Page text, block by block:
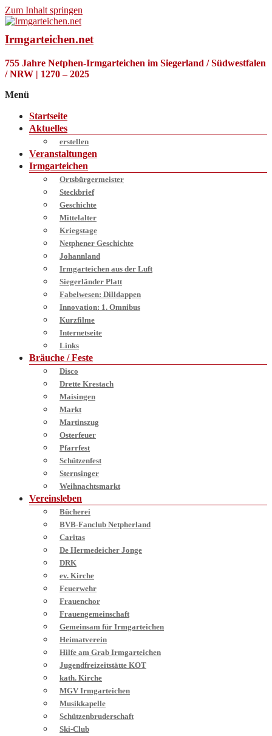
Zum Inhalt springen
Irmgarteichen.net
755 Jahre Netphen-Irmgarteichen im Siegerland / Südwestfalen
/ NRW | 1270 – 2025
Menü
Startseite
Aktuelles
erstellen
Veranstaltungen
Irmgarteichen
Ortsbürgermeister
Steckbrief
Geschichte
Mittelalter
Kriegstage
Netphener Geschichte
Johannland
Irmgarteichen aus der Luft
Siegerländer Platt
Fabelwesen: Dilldappen
Innovation: 1. Omnibus
Kurzfilme
Internetseite
Links
Bräuche / Feste
Disco
Drette Krestach
Maisingen
Markt
Martinszug
Osterfeuer
Pfarrfest
Schützenfest
Sternsinger
Weihnachtsmarkt
Vereinsleben
Bücherei
BVB-Fanclub Netpherland
Caritas
De Hermedeicher Jonge
DRK
ev. Kirche
Feuerwehr
Frauenchor
Frauengemeinschaft
Gemeinsam für Irmgarteichen
Heimatverein
Hilfe am Grab Irmgarteichen
Jugendfreizeitstätte KOT
kath. Kirche
MGV Irmgarteichen
Musikkapelle
Schützenbruderschaft
Ski-Club